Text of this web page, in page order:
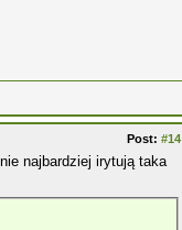
Post: #14
najbardziej irytują taka